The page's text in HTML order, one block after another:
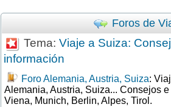
Foros de
Tema: Viaje a Suiza:
información
Foro Alemania, Austria, Suiza:
Alemania, Austria, Suiza... Consejos
Viena, Munich, Berlin, Alpes, Tirol.